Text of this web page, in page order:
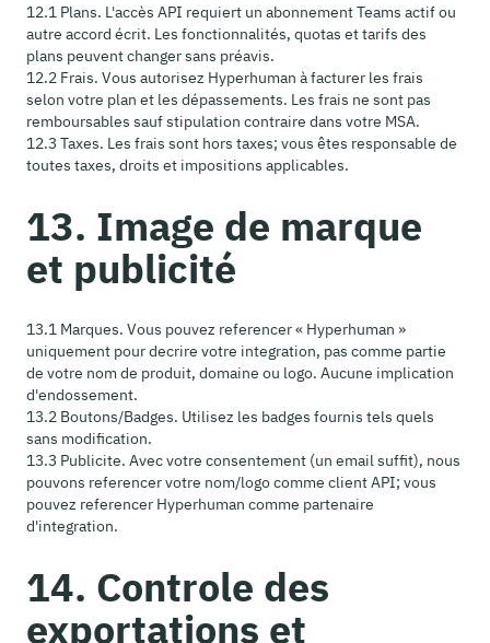
12.1 Plans. L'accès API requiert un abonnement Teams actif ou
autre accord écrit. Les fonctionnalités, quotas et tarifs des
plans peuvent changer sans préavis.
12.2 Frais. Vous autorisez Hyperhuman à facturer les frais
selon votre plan et les dépassements. Les frais ne sont pas
remboursables sauf stipulation contraire dans votre MSA.
12.3 Taxes. Les frais sont hors taxes; vous êtes responsable de
toutes taxes, droits et impositions applicables.
13. Image de marque
et publicité
13.1 Marques. Vous pouvez referencer « Hyperhuman »
uniquement pour decrire votre integration, pas comme partie
de votre nom de produit, domaine ou logo. Aucune implication
d'endossement.
13.2 Boutons/Badges. Utilisez les badges fournis tels quels
sans modification.
13.3 Publicite. Avec votre consentement (un email suffit), nous
pouvons referencer votre nom/logo comme client API; vous
pouvez referencer Hyperhuman comme partenaire
d'integration.
14. Controle des
exportations et